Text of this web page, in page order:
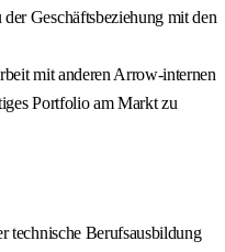
Geschäftsbeziehung mit den
mit anderen Arrow-internen
Portfolio am Markt zu
technische Berufsausbildung